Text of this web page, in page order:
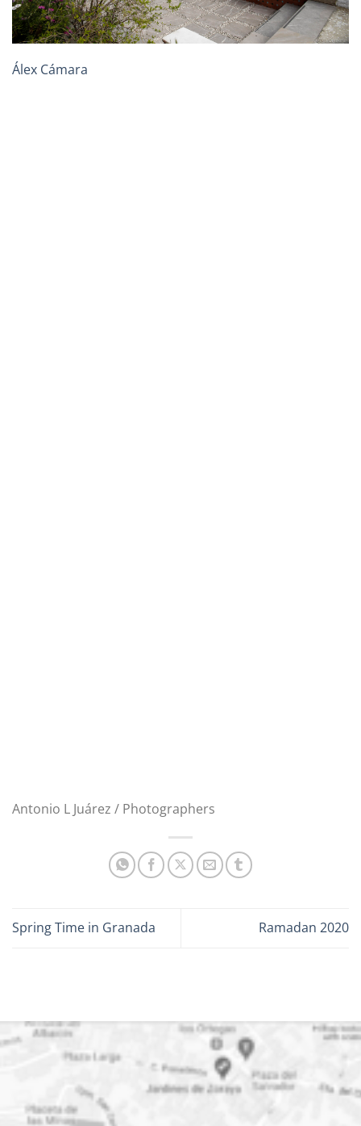
Álex Cámara
Antonio L Juárez / Photographers
Spring Time in Granada Ramadan 2020